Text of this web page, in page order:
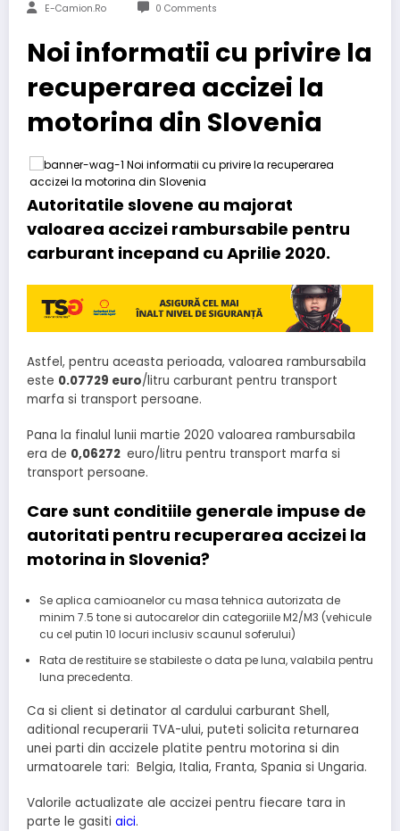
E-Camion.ro 0 Comments
Noi informatii cu privire la
recuperarea accizei la
motorina din Slovenia
Autoritatile slovene au majorat
valoarea accizei rambursabile pentru
carburant incepand cu Aprilie 2020.
Astfel, pentru aceasta perioada, valoarea rambursabila
este 0.07729 euro/litru carburant pentru transport
marfa si transport persoane.
Pana la finalul lunii martie 2020 valoarea rambursabila
era de 0,06272 euro/litru pentru transport marfa si
transport persoane.
Care sunt conditiile generale impuse de
autoritati pentru recuperarea accizei la
motorina in Slovenia?
Se aplica camioanelor cu masa tehnica autorizata de
minim 7.5 tone si autocarelor din categoriile M2/M3 (vehicule
cu cel putin 10 locuri inclusiv scaunul soferului)
Rata de restituire se stabileste o data pe luna, valabila pentru
luna precedenta.
Ca si client si detinator al cardului carburant Shell,
aditional recuperarii TVA-ului, puteti solicita returnarea
unei parti din accizele platite pentru motorina si din
urmatoarele tari: Belgia, Italia, Franta, Spania si Ungaria.
Valorile actualizate ale accizei pentru fiecare tara in
parte le gasiti aici.